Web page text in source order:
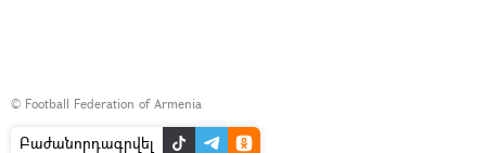
© Football Federation of Armenia
Բաժանորդագրվել